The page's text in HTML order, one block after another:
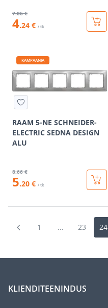
7.06 €
4.24 € / tk
KAMPAANIA
RAAM 5-NE SCHNEIDER-
ELECTRIC SEDNA DESIGN
ALU
8.66 €
5.20 € / tk
1 ... 23 24
KLIENDITEENINDUS